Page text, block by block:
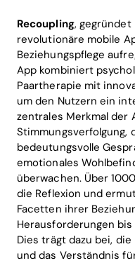
Recoupling, gegründet
revolutionäre mobile
Beziehungspflege
App kombiniert
Paartherapie mit
um den Nutzern ein
zentrales Merkmal der
Stimmungsverfolgung,
bedeutungsvolle
emotionales
überwachen. Über
die Reflexion und
Facetten ihrer
Herausforderungen
Dies trägt dazu bei,
und das Verständnis